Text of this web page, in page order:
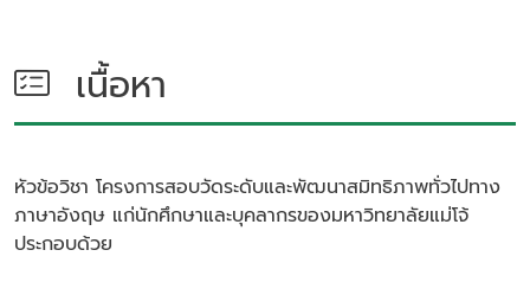
เนื้อหา
หัวข้อวิชา โครงการสอบวัดระดับและพัฒนาสมิทธิภาพทั่วไปทาง
ภาษาอังฤษ แก่นักศึกษาและบุคลากรของมหาวิทยาลัยแม่โจ้
ประกอบด้วย